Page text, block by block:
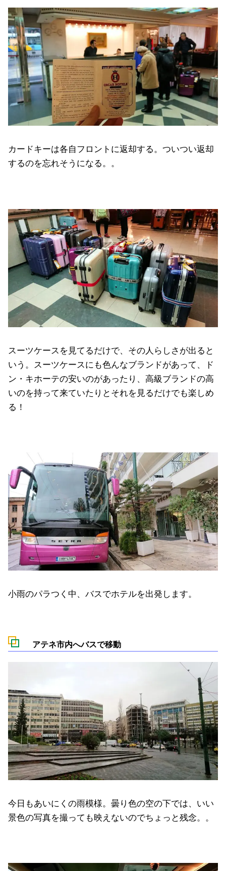
カードキーは各自フロントに返却する。ついつい返却
するのを忘れそうになる。。
スーツケースを見てるだけで、その人らしさが出ると
いう。スーツケースにも色んなブランドがあって、ド
ン・キホーテの安いのがあったり、高級ブランドの高
いのを持って来ていたりとそれを見るだけでも楽しめ
る！
小雨のパラつく中、バスでホテルを出発します。
アテネ市内へバスで移動
今日もあいにくの雨模様。曇り色の空の下では、いい
景色の写真を撮っても映えないのでちょっと残念。。